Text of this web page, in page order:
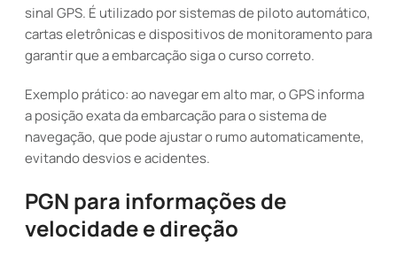
sinal GPS. É utilizado por sistemas de piloto automático,
cartas eletrônicas e dispositivos de monitoramento para
garantir que a embarcação siga o curso correto.
Exemplo prático: ao navegar em alto mar, o GPS informa
a posição exata da embarcação para o sistema de
navegação, que pode ajustar o rumo automaticamente,
evitando desvios e acidentes.
PGN para informações de
velocidade e direção